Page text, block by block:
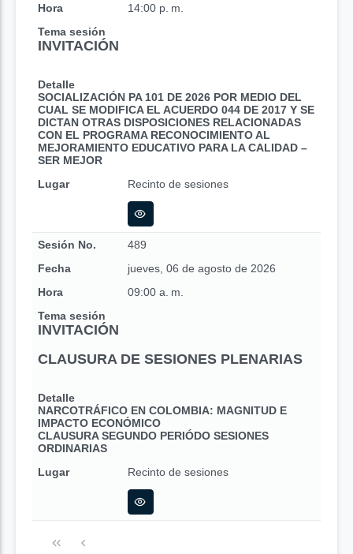
Hora
14:00 p. m.
Tema sesión
INVITACIÓN
Detalle
SOCIALIZACIÓN PA 101 DE 2026 POR MEDIO DEL
CUAL SE MODIFICA EL ACUERDO 044 DE 2017 Y SE
DICTAN OTRAS DISPOSICIONES RELACIONADAS
CON EL PROGRAMA RECONOCIMIENTO AL
MEJORAMIENTO EDUCATIVO PARA LA CALIDAD –
SER MEJOR
Lugar
Recinto de sesiones
Sesión No.
489
Fecha
jueves, 06 de agosto de 2026
Hora
09:00 a. m.
Tema sesión
INVITACIÓN
CLAUSURA DE SESIONES PLENARIAS
Detalle
NARCOTRÁFICO EN COLOMBIA: MAGNITUD E
IMPACTO ECONÓMICO
CLAUSURA SEGUNDO PERIÓDO SESIONES
ORDINARIAS
Lugar
Recinto de sesiones